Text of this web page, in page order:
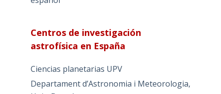
Centros de investigación
astrofísica en España
Ciencias planetarias UPV
Departament d’Astronomia i Meteorologia,